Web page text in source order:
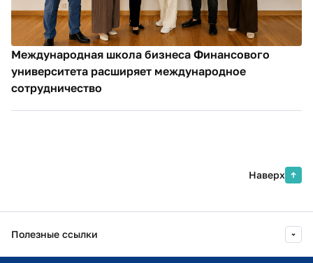
Международная школа бизнеса Финансового
университета расширяет международное
сотрудничество
Наверх
Полезные ссылки